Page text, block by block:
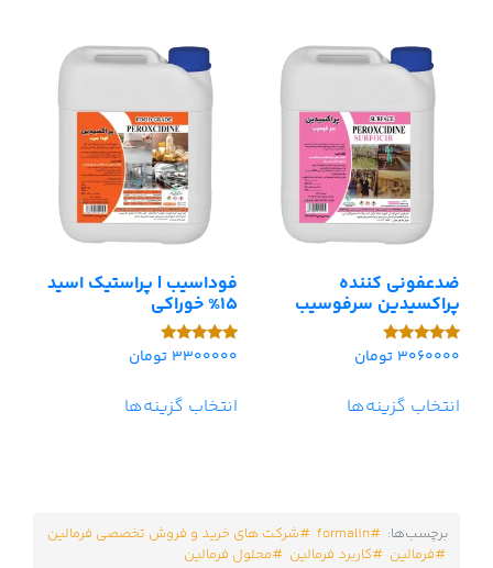
ضدعفونی کننده
پراکسیدین سرفوسیب
امتیاز
3060000 تومان
انتخاب گزینه‌ها
فوداسیب | پراستیک اسید
15% خوراکی
امتیاز
3300000 تومان
انتخاب گزینه‌ها
برچسب‌ها: formalin
شرکت های خرید و فروش تخصصی فرمالین
فرمالین
کاربرد فرمالین محلول فرمالین